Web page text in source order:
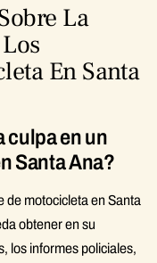
La
En Santa
culpa en un
Santa Ana?
de motocicleta en Santa
obtener en su
los informes policiales,